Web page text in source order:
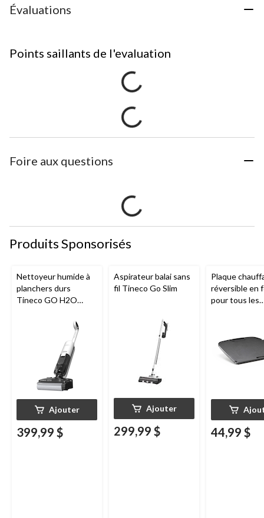
Évaluations
Points saillants de l'evaluation
Foire aux questions
Produits Sponsorisés
Nettoyeur humide à
planchers durs
Tineco GO H2O
Ajouter
399,99 $
Aspirateur balai sans
fil Tineco Go Slim
Ajouter
299,99 $
Plaque
réversible en
pour tous les
série Q285
44,99 $